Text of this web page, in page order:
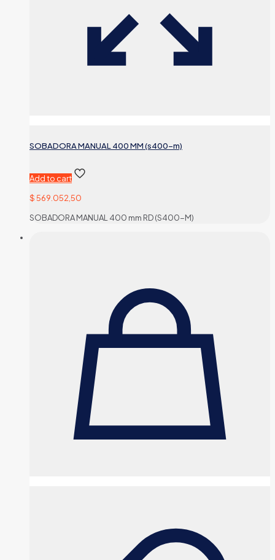
SOBADORA MANUAL 400 MM (s400-m)
Add to cart
$569.052,50
SOBADORA MANUAL 400 mm RD (S400-M)